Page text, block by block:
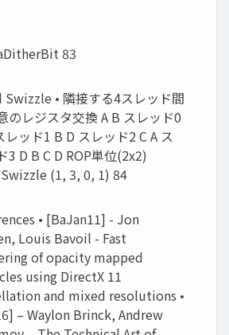
83
Swizzle • 隣接する4スレッド間
のレジスタ交換 A B スレッド0
レッド1 B D スレッド2 C A ス
3 D B C D ROP単位(2x2)
(1, 3, 0, 1) 84
• [BaJan11] - Jon
Louis Bavoil - Fast
of opacity mapped
using DirectX 11
and mixed resolutions •
– Waylon Brinck, Andrew